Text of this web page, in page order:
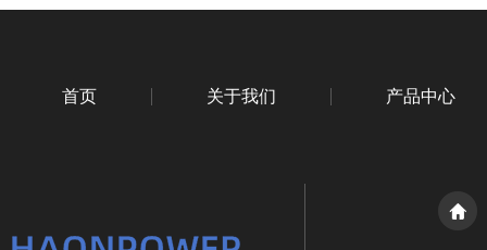
首页 关于我们 产品中心